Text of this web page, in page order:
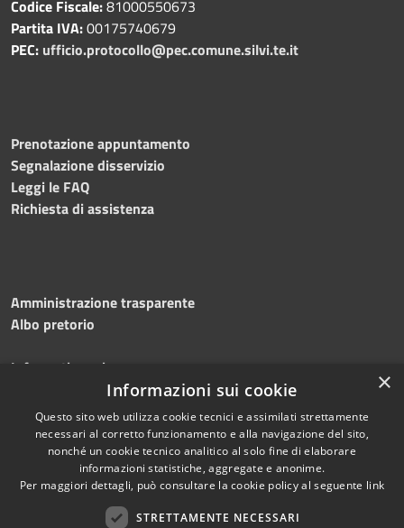
Codice Fiscale:81000550673
Partita IVA:00175740679
PEC: ufficio.protocollo@pec.comune.silvi.te.it
Prenotazione appuntamento
Segnalazione disservizio
Leggi le FAQ
Richiesta di assistenza
Amministrazione trasparente
Albo pretorio
Informativa privacy
Dichiarazione di accessibilità
Copyright © 2026 • Comune di
Silvi • Powered by
×
Informazioni sui cookie
Questo sito web utilizza cookie tecnici e assimilati strettamente
necessari al corretto funzionamento e alla navigazione del sito,
nonché un cookie tecnico analitico al solo fine di elaborare
informazioni statistiche, aggregate e anonime.
Per maggiori dettagli, può consultare la cookie policy al seguente link
STRETTAMENTE NECESSARI